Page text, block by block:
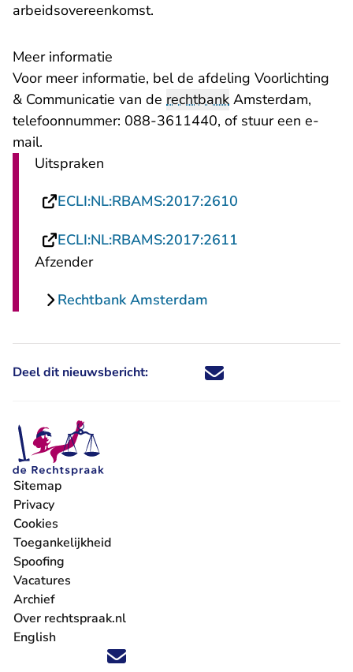
arbeidsovereenkomst.
Meer informatie
Voor meer informatie, bel de afdeling Voorlichting
& Communicatie van de rechtbank Amsterdam,
telefoonnummer: 088-3611440, of stuur een e-
mail- U verlaat Rechtspraak.nl
.
Uitspraken
ECLI:NL:RBAMS:2017:2610
ECLI:NL:RBAMS:2017:2611
Afzender
Rechtbank Amsterdam
Deel dit nieuwsbericht: Deel dit nieuwsbericht via X -
Deel dit nieuwsbericht via
Deel dit nieuwsbericht
Deel dit
Volg ons op X (Twitter) - U verlaat Rechtspraak.nl
Volg ons op Facebook - U verlaat Rechtspraak.nl
Volg ons op Instagram - U verlaat Rechtspraak.nl
Volg ons op Youtube - U verlaat Rechtspraak.nl
Volg ons op LinkedIn - U verlaat
'Blijf op de hoogte' nieuwsbrief - U verlaat
Sitemap
Privacy
Cookies
Toegankelijkheid
Spoofing
Vacatures
- U verlaat Rechtspraak.nl
Archief
Over rechtspraak.nl
English